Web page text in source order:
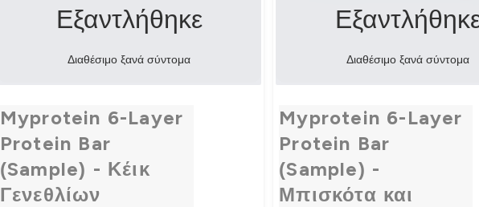
Myprotein 6-Layer
Protein Bar
(Sample) - Κέικ
Γενεθλίων
Εξαντλήθηκε
Διαθέσιμο ξανά σύντομα
Myprotein 6-Layer
Protein Bar
(Sample) -
Μπισκότα και
Διαθέσιμο ξανά σύντομα